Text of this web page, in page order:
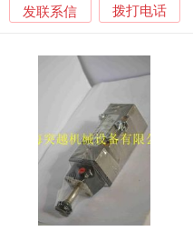
发联系信 拨打电话